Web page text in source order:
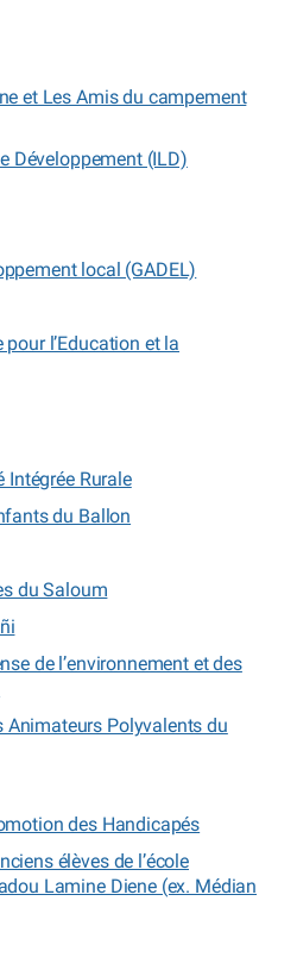
et Les Amis du campement
Développement (ILD)
local (GADEL)
l’Education et la
Rurale
du Ballon
du Saloum
de l’environnement et des
Animateurs Polyvalents du
des Handicapés
élèves de l’école
Lamine Diene (ex. Médian